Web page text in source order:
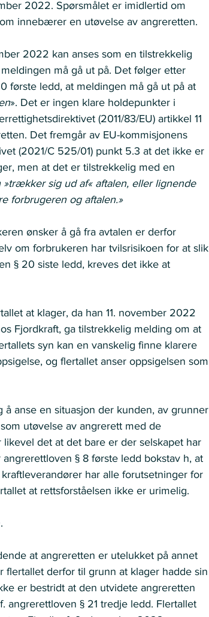
2022. Spørsmålet er imidlertid om
innebærer en utøvelse av angreretten.
2022 kan anses som en tilstrekkelig
må gå ut på. Det følger etter
første ledd, at meldingen må gå ut på at
». Det er ingen klare holdepunkter i
(2011/83/EU) artikkel 11
Det fremgår av EU-kommisjonens
(2021/C 525/01) punkt 5.3 at det ikke er
men at det er tilstrekkelig med en
»trækker sig ud af« aftalen, eller lignende
forbrugeren og aftalen.»
ønsker å gå fra avtalen er derfor
om forbrukeren har tvilsrisikoen for at slik
§ 20 siste ledd, kreves det ikke at
at klager, da han 11. november 2022
Fjordkraft, ga tilstrekkelig melding om at
syn kan en vanskelig finne klarere
og flertallet anser oppsigelsen som
anse en situasjon der kunden, av grunner
utøvelse av angrerett med de
det at det bare er der selskapet har
§ 8 første ledd bokstav h, at
har alle forutsetninger for
at rettsforståelsen ikke er urimelig.
at angreretten er utelukket på annet
flertallet derfor til grunn at klager hadde sin
er bestridt at den utvidete angreretten
angrerettloven § 21 tredje ledd. Flertallet